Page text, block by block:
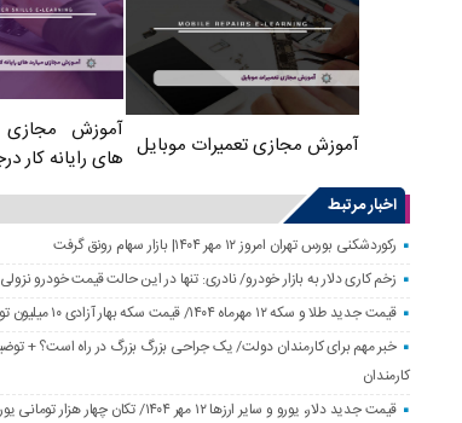
آموزش مجازی تعمیرات موبایل های رایانه کار
اخبار مرتبط
رکوردشکنی بورس تهران امروز ۱۲ مهر ۱۴۰۴| بازار سهام رونق گرفت
زخم کاری دلار به بازار خودرو/ نادری: تنها در این حالت قیمت خودرو
قیمت جدید طلا و سکه ۱۲ مهرماه ۱۴۰۴/ قیمت سکه بهار آزادی ۱۰ میلیون تومان تکان خورد
خبر مهم برای کارمندان دولت/ یک جراحی بزرگ بزرگ در راه است؟ +
کارمندان
قیمت جدید دلار، یورو و سایر ارزها ۱۲ مهر ۱۴۰۴/ تکان چهار هزار تومانی یورو ثبت شد